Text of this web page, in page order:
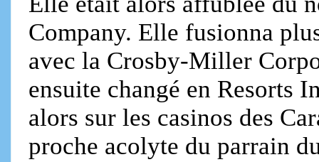
Company. Elle fusionna
avec la Crosby-Miller
ensuite changé en Resorts
alors sur les casinos des
proche acolyte du parrain